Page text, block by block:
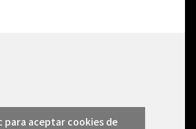
para aceptar cookies de